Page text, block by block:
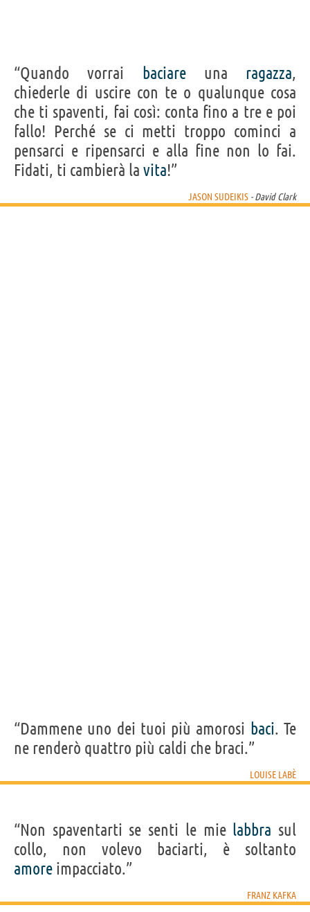
“Quando vorrai baciareuna ragazza,
chiederle di uscire con te o qualunque cosa
che ti spaventi, fai così: conta fino a tre e poi
fallo! Perché se ci metti troppo cominci a
pensarci e ripensarci e alla fine non lo fai.
Fidati, ti cambierà la vita!”
JASON SUDEIKIS - David Clark
“Dammene uno dei tuoi più amorosi baci. Te
ne renderò quattro più caldi che braci.”
LOUISE LABÈ
“Non spaventarti se senti le mie labbra sul
collo, non volevo baciarti, è soltanto
amore impacciato.”
FRANZ KAFKA